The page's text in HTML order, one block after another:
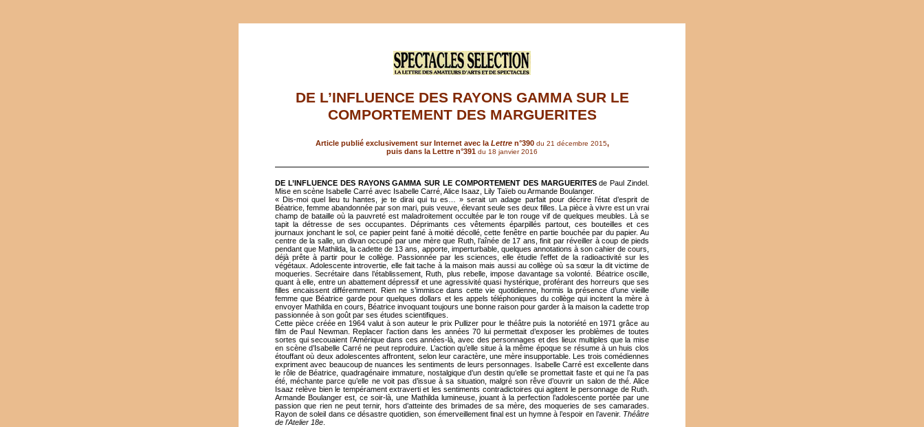
DE L’INFLUENCE DES RAYONS GAMMA SUR LE
COMPORTEMENT DES MARGUERITES
Article publié exclusivement sur Internet avec la Lettren°390 du 21 décembre 2015,
puis dans la Lettre n°391 du 18 janvier 2016
DE L’INFLUENCE DES RAYONS GAMMA SUR LE COMPORTEMENT DES MARGUERITESde Paul Zindel.
Mise en scène Isabelle Carré avec Isabelle Carré, Alice Isaaz, Lily Taïeb ou Armande Boulanger.
« Dis-moi quel lieu tu hantes, je te dirai qui tu es… » serait un adage parfait pour décrire l’état d’esprit de
Béatrice, femme abandonnée par son mari, puis veuve, élevant seule ses deux filles. La pièce à vivre est un vrai
champ de bataille où la pauvreté est maladroitement occultée par le ton rouge vif de quelques meubles. Là se
tapit la détresse de ses occupantes. Déprimants ces vêtements éparpillés partout, ces bouteilles et ces
journaux jonchant le sol, ce papier peint fané à moitié décollé, cette fenêtre en partie bouchée par du papier. Au
centre de la salle, un divan occupé par une mère que Ruth, l’aînée de 17 ans, finit par réveiller à coup de pieds
pendant que Mathilda, la cadette de 13 ans, apporte, imperturbable, quelques annotations à son cahier de cours,
déjà prête à partir pour le collège. Passionnée par les sciences, elle étudie l’effet de la radioactivité sur les
végétaux. Adolescente introvertie, elle fait tache à la maison mais aussi au collège où sa sœur la dit victime de
moqueries. Secrétaire dans l’établissement, Ruth, plus rebelle, impose davantage sa volonté. Béatrice oscille,
quant à elle, entre un abattement dépressif et une agressivité quasi hystérique, proférant des horreurs que ses
filles encaissent différemment. Rien ne s’immisce dans cette vie quotidienne, hormis la présence d’une vieille
femme que Béatrice garde pour quelques dollars et les appels téléphoniques du collège qui incitent la mère à
envoyer Mathilda en cours, Béatrice invoquant toujours une bonne raison pour garder à la maison la cadette trop
passionnée à son goût par ses études scientifiques.
Cette pièce créée en 1964 valut à son auteur le prix Pullizer pour le théâtre puis la notoriété en 1971 grâce au
film de Paul Newman. Replacer l’action dans les années 70 lui permettait d’exposer les problèmes de toutes
sortes qui secouaient l’Amérique dans ces années-là, avec des personnages et des lieux multiples que la mise
en scène d’Isabelle Carré ne peut reproduire. L’action qu’elle situe à la même époque se résume à un huis clos
étouffant où deux adolescentes affrontent, selon leur caractère, une mère insupportable. Les trois comédiennes
expriment avec beaucoup de nuances les sentiments de leurs personnages. Isabelle Carré est excellente dans
le rôle de Béatrice, quadragénaire immature, nostalgique d’un destin qu’elle se promettait faste et qui ne l’a pas
été, méchante parce qu’elle ne voit pas d’issue à sa situation, malgré son rêve d’ouvrir un salon de thé. Alice
Isaaz relève bien le tempérament extraverti et les sentiments contradictoires qui agitent le personnage de Ruth.
Armande Boulanger est, ce soir-là, une Mathilda lumineuse, jouant à la perfection l’adolescente portée par une
passion que rien ne peut ternir, hors d’atteinte des brimades de sa mère, des moqueries de ses camarades.
Rayon de soleil dans ce désastre quotidien, son émerveillement final est un hymne à l’espoir en l’avenir. Théâtre
de l’Atelier 18e